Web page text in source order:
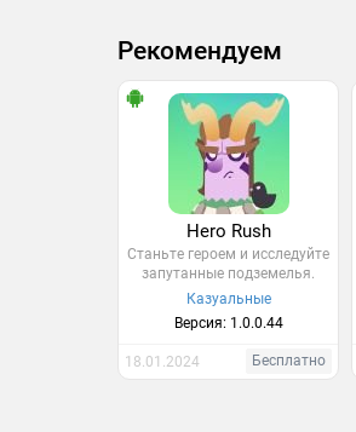
Рекомендуем
Hero Rush
Станьте героем и исследуйте
запутанные подземелья.
Казуальные
Версия: 1.0.0.44
18.01.2024 Бесплатно